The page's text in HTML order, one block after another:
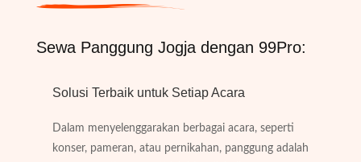
Sewa Panggung Jogja dengan 99Pro:
Solusi Terbaik untuk Setiap Acara
Dalam menyelenggarakan berbagai acara, seperti
konser, pameran, atau pernikahan, panggung adalah